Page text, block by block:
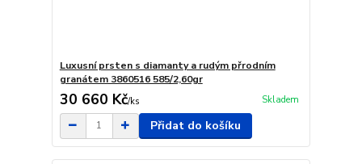
Luxusní prsten s diamanty a rudým přrodním
granátem 3860516 585/2,60gr
30 660 Kč/ks Skladem
Přidat do košíku